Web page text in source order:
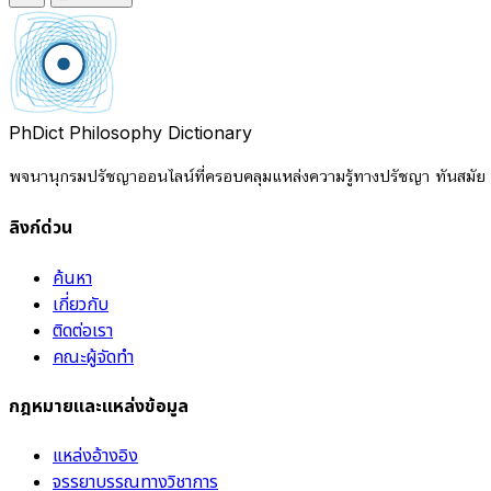
PhDict Philosophy Dictionary
พจนานุกรมปรัชญาออนไลน์ที่ครอบคลุมแหล่งความรู้ทางปรัชญา ทันสมัย
ลิงก์ด่วน
ค้นหา
เกี่ยวกับ
ติดต่อเรา
คณะผู้จัดทำ
กฎหมายและแหล่งข้อมูล
แหล่งอ้างอิง
จรรยาบรรณทางวิชาการ